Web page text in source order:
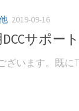
2019-09-16
DCCサポー
ざいます。既に